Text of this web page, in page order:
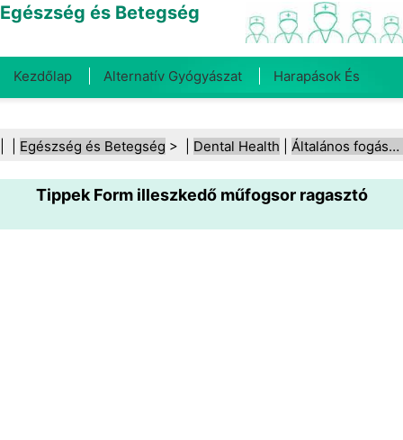
Egészség és Betegség
Kezdőlap Alternatív Gyógyászat Harapások És
Fogegészség Diéta És Táplálkozás Családi
Egészség Egészségügyi Ágazat Mentális Egészség
Közegészségügy És Biztonság Sebészet És
Egészség és Betegség > | Dental Health Általános fogászati egészség
Tippek Form illeszkedő műfogsor ragasztó